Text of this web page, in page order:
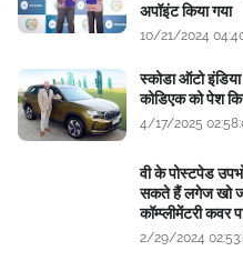
अपॉइंट किया गया
10/21/2024
स्कोडा ऑटो
कोडिएक को पेश
4/17/2025
वी के पोस्टपेड
सकते हैं लगेज खो
कॉम्प्लीमेंटरी कवर
2/29/2024